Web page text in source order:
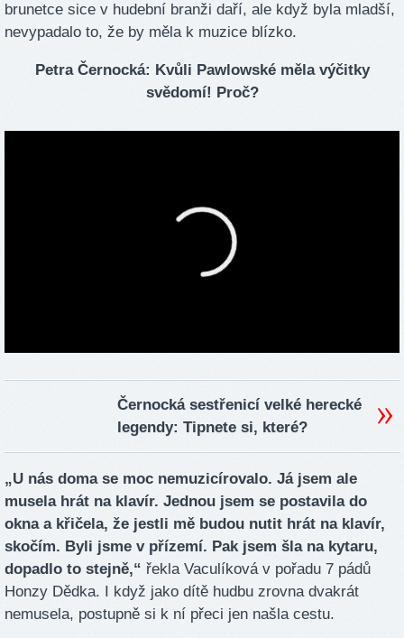
brunetce sice v hudební branži daří, ale když byla mladší,
nevypadalo to, že by měla k muzice blízko.
Petra Černocká: Kvůli Pawlowské měla výčitky
svědomí! Proč?
Černocká sestřenicí velké herecké
legendy: Tipnete si, které?
„U nás doma se moc nemuzicírovalo. Já jsem ale
musela hrát na klavír. Jednou jsem se postavila do
okna a křičela, že jestli mě budou nutit hrát na klavír,
skočím. Byli jsme v přízemí. Pak jsem šla na kytaru,
dopadlo to stejně,“ řekla Vaculíková v pořadu 7 pádů
Honzy Dědka. I když jako dítě hudbu zrovna dvakrát
nemusela, postupně si k ní přeci jen našla cestu.